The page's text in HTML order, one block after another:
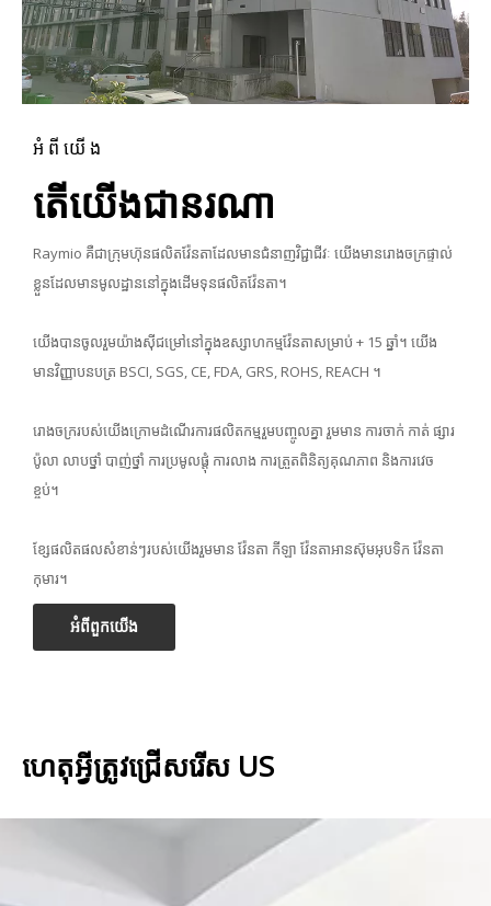
អំពីយើង
តើយើងជានរណា
Raymio គឺជាក្រុមហ៊ុនផលិតវ៉ែនតាដែលមានជំនាញវិជ្ជាជីវៈ យើងមានរោងចក្រផ្ទាល់
ខ្លួនដែលមានមូលដ្ឋាននៅក្នុងដើមទុនផលិតវ៉ែនតា។
យើងបានចូលរួមយ៉ាងស៊ីជម្រៅនៅក្នុងឧស្សាហកម្មវ៉ែនតាសម្រាប់ + 15 ឆ្នាំ។ យើង
មានវិញ្ញាបនបត្រ BSCI, SGS, CE, FDA, GRS, ROHS, REACH ។
រោងចក្ររបស់យើងក្រោមដំណើរការផលិតកម្មរួមបញ្ចូលគ្នា រួមមាន ការចាក់ កាត់ ផ្សារ
ប៉ូលា លាបថ្នាំ បាញ់ថ្នាំ ការប្រមូលផ្តុំ ការលាង ការត្រួតពិនិត្យគុណភាព និងការវេច
ខ្ចប់។
ខ្សែផលិតផលសំខាន់ៗរបស់យើងរួមមាន វ៉ែនតា កីឡា វ៉ែនតាអានស៊ុមអុបទិក វ៉ែនតា
កុមារ។
អំពីពួកយើង
ហេតុអ្វីត្រូវជ្រើសរើស US